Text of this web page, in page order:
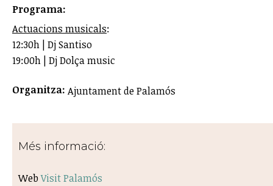
Programa:
Actuacions musicals:
12:30h | Dj Santiso
19:00h | Dj Dolça music
Organitza: Ajuntament de Palamós
Més informació:
WebVisit Palamós